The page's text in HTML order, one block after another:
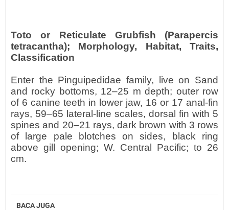
Toto or Reticulate Grubfish (Parapercis
tetracantha); Morphology, Habitat, Traits,
Classification
Enter the Pinguipedidae family, live on Sand
and rocky bottoms, 12–25 m depth; outer row
of 6 canine teeth in lower jaw, 16 or 17 anal-fin
rays, 59–65 lateral-line scales, dorsal fin with 5
spines and 20–21 rays, dark brown with 3 rows
of large pale blotches on sides, black ring
above gill opening; W. Central Pacific; to 26
cm.
BACA JUGA